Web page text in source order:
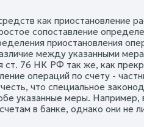
как приостановление
сопоставление
приостановления
между указанными
ст. 76 НК РФ так же, как
операций по счету -
что специальное
указанные меры.
в банке, однако они не